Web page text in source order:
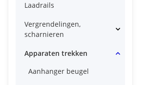
Laadrails
Vergrendelingen,
scharnieren
Apparaten trekken
Aanhanger beugel